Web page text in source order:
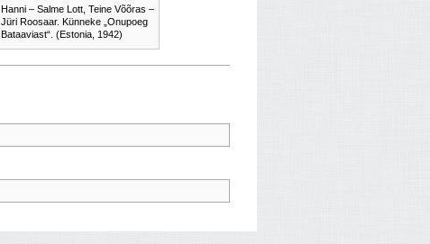
Hanni – Salme Lott, Teine Võõras –
Jüri Roosaar. Künneke „Onupoeg
Bataaviast“. (Estonia, 1942)